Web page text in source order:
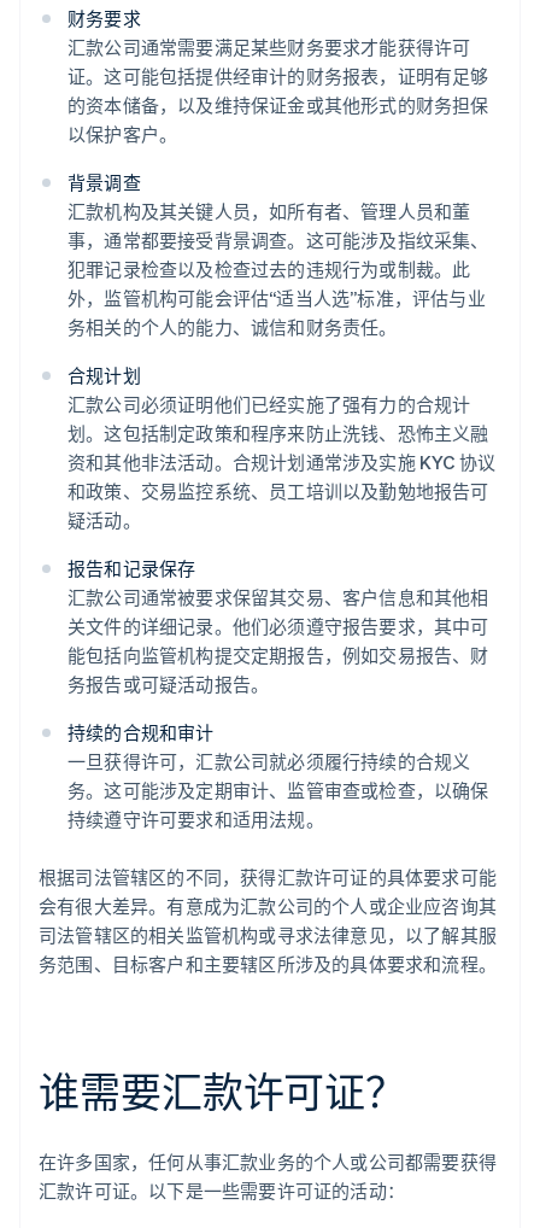
财务要求
汇款公司通常需要满足某些财务要求才能获得许可
证。这可能包括提供经审计的财务报表，证明有足够
的资本储备，以及维持保证金或其他形式的财务担保
以保护客户。
背景调查
汇款机构及其关键人员，如所有者、管理人员和董
事，通常都要接受背景调查。这可能涉及指纹采集、
犯罪记录检查以及检查过去的违规行为或制裁。此
外，监管机构可能会评估“适当人选”标准，评估与业
务相关的个人的能力、诚信和财务责任。
合规计划
汇款公司必须证明他们已经实施了强有力的合规计
划。这包括制定政策和程序来防止洗钱、恐怖主义融
资和其他非法活动。合规计划通常涉及实施 KYC 协议
和政策、交易监控系统、员工培训以及勤勉地报告可
疑活动。
报告和记录保存
汇款公司通常被要求保留其交易、客户信息和其他相
关文件的详细记录。他们必须遵守报告要求，其中可
能包括向监管机构提交定期报告，例如交易报告、财
务报告或可疑活动报告。
持续的合规和审计
一旦获得许可，汇款公司就必须履行持续的合规义
务。这可能涉及定期审计、监管审查或检查，以确保
持续遵守许可要求和适用法规。
根据司法管辖区的不同，获得汇款许可证的具体要求可能
会有很大差异。有意成为汇款公司的个人或企业应咨询其
司法管辖区的相关监管机构或寻求法律意见，以了解其服
务范围、目标客户和主要辖区所涉及的具体要求和流程。
谁需要汇款许可证？
在许多国家，任何从事汇款业务的个人或公司都需要获得
汇款许可证。以下是一些需要许可证的活动：